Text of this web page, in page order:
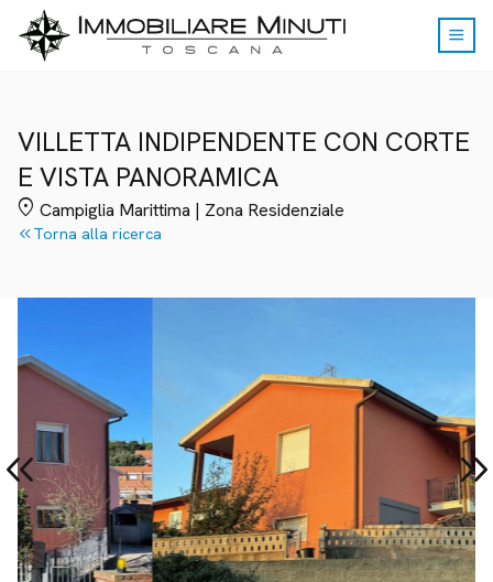
menu
VILLETTA INDIPENDENTE CON CORTE
E VISTA PANORAMICA
location_on Campiglia Marittima | Zona Residenziale
keyboard_double_arrow_leftTorna alla ricerca